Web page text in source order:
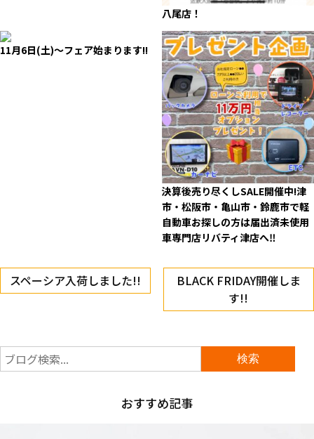
八尾店！
11月6日(土)～フェア始まります!!
決算後売り尽くしSALE開催中!津
市・松阪市・亀山市・鈴鹿市で軽
自動車お探しの方は届出済未使用
車専門店リバティ津店へ‼
スペーシア入荷しました!! BLACK FRIDAY開催しま
す!!
おすすめ記事